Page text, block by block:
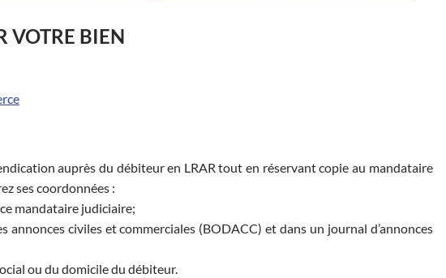
VOTRE BIEN
auprès du débiteur en LRAR tout en réservant copie au mandataire
ses coordonnées :
mandataire judiciaire;
civiles et commerciales (BODACC) et dans un journal d’annonces
ou du domicile du débiteur.